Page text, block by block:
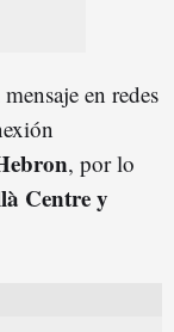
en redes
n, por lo
Centre y